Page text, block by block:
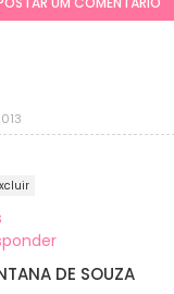
DE SOUZA